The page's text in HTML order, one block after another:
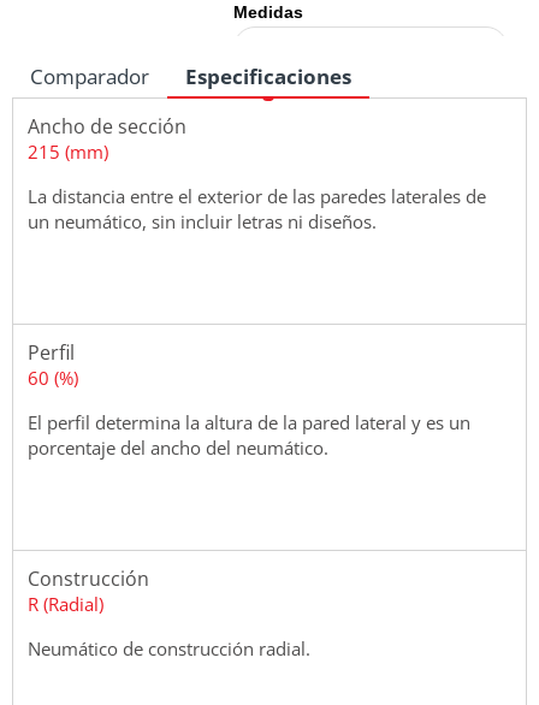
Medidas
Comparador Especificaciones
Ancho de sección
215 (mm)
La distancia entre el exterior de las paredes laterales de
un neumático, sin incluir letras ni diseños.
Perfil
60 (%)
El perfil determina la altura de la pared lateral y es un
porcentaje del ancho del neumático.
Construcción
R (Radial)
Neumático de construcción radial.